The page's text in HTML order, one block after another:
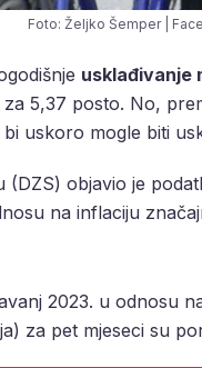
Foto: Željko Šemper |
usklađivanje
5,37 posto. No,
uskoro mogle biti
(DZS) objavio je
na inflaciju
2023. u odnosu
za pet mjeseci su